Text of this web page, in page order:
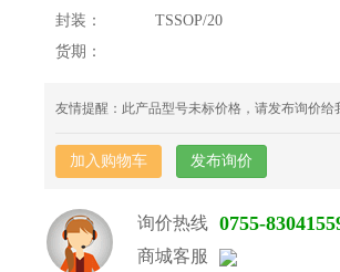
封装：
TSSOP/20
货期：
友情提醒：此产品型号未标价格，请发布询价给
加入购物车 发布询价
询价热线 0755-
商城客服